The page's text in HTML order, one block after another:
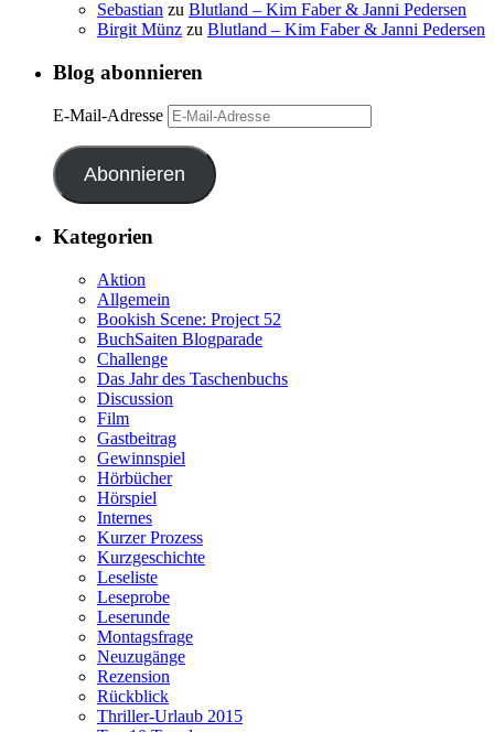
Sebastian zu Blutland – Kim Faber & Janni Pedersen
Birgit Münz zu Blutland – Kim Faber & Janni Pedersen
Blog abonnieren
E-Mail-Adresse
Abonnieren
Kategorien
Aktion
Allgemein
Bookish Scene: Project 52
BuchSaiten Blogparade
Challenge
Das Jahr des Taschenbuchs
Discussion
Film
Gastbeitrag
Gewinnspiel
Hörbücher
Hörspiel
Internes
Kurzer Prozess
Kurzgeschichte
Leseliste
Leseprobe
Leserunde
Montagsfrage
Neuzugänge
Rezension
Rückblick
Thriller-Urlaub 2015